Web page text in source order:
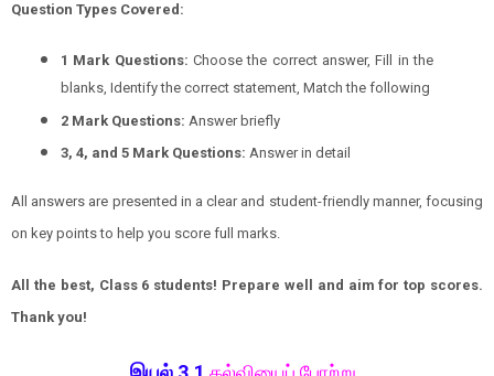
Question Types Covered:
1 Mark Questions: Choose the correct answer, Fill in the
blanks, Identify the correct statement, Match the following
2 Mark Questions: Answer briefly
3, 4, and 5 Mark Questions: Answer in detail
All answers are presented in a clear and student-friendly manner, focusing
on key points to help you score full marks.
All the best, Class 6 students! Prepare well and aim for top scores.
Thank you!